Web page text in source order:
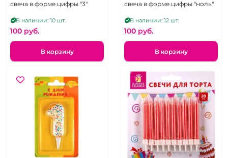
свеча в форме цифры "3"
В наличии: 10 шт.
100 pуб.
В корзину
свеча в форме цифры "ноль"
В наличии: 12 шт.
100 pуб.
В корзину